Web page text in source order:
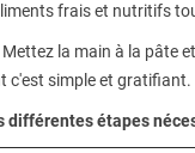
frais et nutritifs
la main à la pâte
c'est simple et
étapes